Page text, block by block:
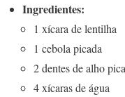
Ingredientes:
1 xícara de lentilha
1 cebola picada
2 dentes de alho
4 xícaras de água